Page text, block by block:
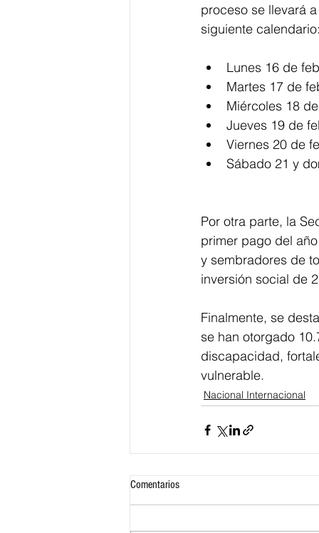
proceso se llevará
siguiente calendario:
Lunes 16 de
Martes 17 de
Miércoles 18
Jueves 19 de
Viernes 20 de
Sábado 21 y
Por otra parte, la
primer pago del
y sembradores de
inversión social de
Finalmente, se
se han otorgado
discapacidad,
vulnerable.
Nacional Internacional
Comentarios